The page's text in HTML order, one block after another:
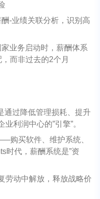
酬-业绩关联分析，识别高
家业务启动时，薪酬体系
而非过去的2个月
通过降低管理损耗、提升
业利润中心的”引擎”。
购买软件、维护系统、
时代，薪酬系统是”资
劳动中解放，释放战略价